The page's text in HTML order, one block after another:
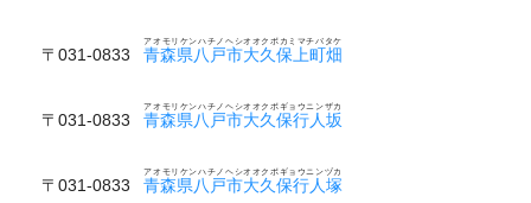
〒031-0833 青森県八戸市大久保上町畑
アオモリケンハチノヘシオオクボカミマチバタケ
〒031-0833 青森県八戸市大久保行人坂
アオモリケンハチノヘシオオクボギョウニンザカ
〒031-0833 青森県八戸市大久保行人塚
アオモリケンハチノヘシオオクボギョウニンヅカ